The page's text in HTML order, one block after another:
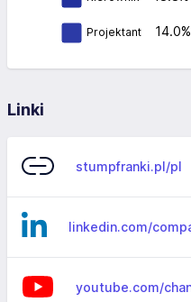
Projektant 14.0%
Linki
stumpfranki.pl/pl